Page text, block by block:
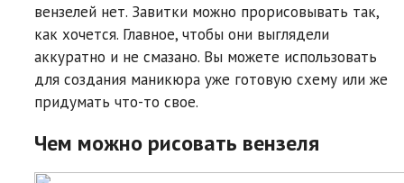
вензелей нет. Завитки можно прорисовывать так,
как хочется. Главное, чтобы они выглядели
аккуратно и не смазано. Вы можете использовать
для создания маникюра уже готовую схему или же
придумать что-то свое.
Чем можно рисовать вензеля